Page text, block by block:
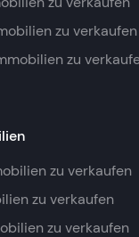
zu verkaufen
zu
zu verkaufen
zu verkaufen
zu verkaufen